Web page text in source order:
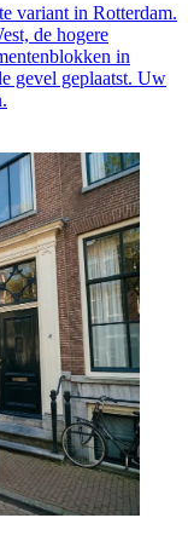
variant in Rotterdam.
de hogere
in
gevel geplaatst. Uw